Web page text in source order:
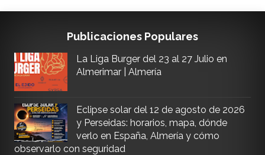
Publicaciones Populares
La Liga Burger del 23 al 27 Julio en
Almerimar | Almería
Eclipse solar del 12 de agosto de 2026
y Perseidas: horarios, mapa, dónde
verlo en España, Almería y cómo
observarlo con seguridad